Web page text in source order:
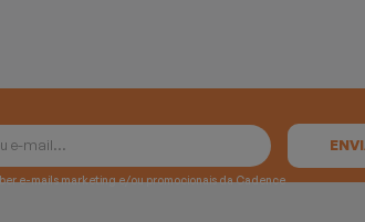
e gostaria de receber e-mails marketing e/ou promocionais da Cadence